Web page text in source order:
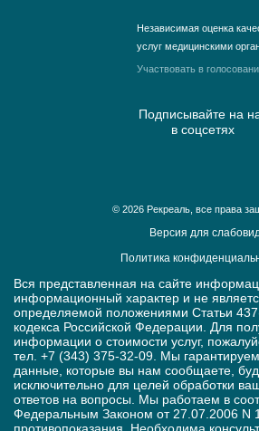
Независимая оценка
услуг медицинскими
Участвовать в
Подписывайте на
в соцсетях
© 2026 Рекреаль, все права
Версия для
Политика
Вся представленная на сайте
информационный характер и не
определяемой положениями Статьи
кодекса Российской Федерации. Для
информации о стоимости услуг,
тел. +7 (343) 375-32-09. Мы
данные, которые вы нам сообщаете,
исключительно для целей обработки
ответов на вопросы. Мы работаем в
Федеральным Законом от 27.07.2006 N